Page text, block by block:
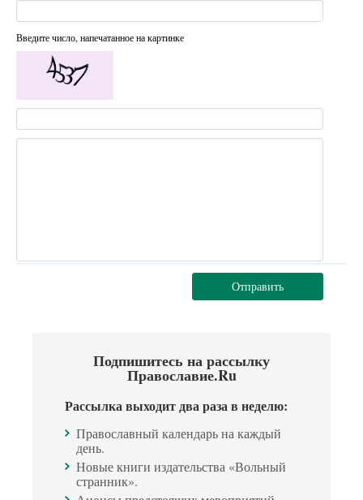
Введите число, напечатанное на картинке
Отправить
Подпишитесь на рассылку
Православие.Ru
Рассылка выходит два раза в неделю:
Православный календарь на каждый
день.
Новые книги издательства «Вольный
странник».